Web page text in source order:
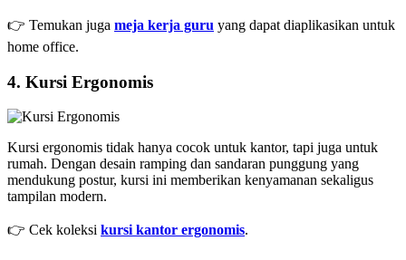
👉 Temukan juga meja kerja guru yang dapat diaplikasikan untuk
home office.
4. Kursi Ergonomis
Kursi ergonomis tidak hanya cocok untuk kantor, tapi juga untuk
rumah. Dengan desain ramping dan sandaran punggung yang
mendukung postur, kursi ini memberikan kenyamanan sekaligus
tampilan modern.
👉 Cek koleksi kursi kantor ergonomis.